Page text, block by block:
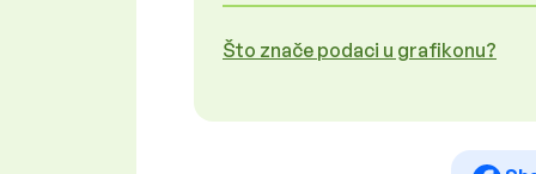
Što znače podaci u grafikonu?